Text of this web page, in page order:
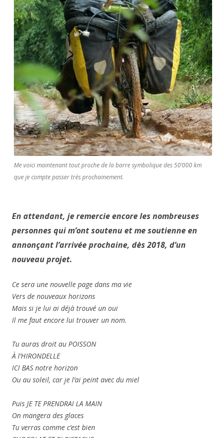
Me voici maintenant tout proche de la barre symbolique des 50’000 km
que je compte passer très prochainement.
En attendant, je remercie encore les nombreuses
personnes qui m’ont soutenu et me soutienne en
annonçant l’arrivée prochaine, dès 2018, d’un
nouveau projet.
Ce sera une nouvelle page dans ma vie
Vers de nouveaux horizons
Mais si je lui ai déjà trouvé un oui
Il me faut encore lui trouver un nom.
Tu auras droit au POISSON
À l’HIRONDELLE
ICI BAS notre horizon
Ou au soleil, car je l’ai peint avec du miel
Puis JE TE PRENDRAI LA MAIN
On mangera des glaces
Tu verras comme c’est bien